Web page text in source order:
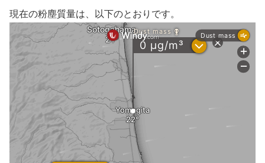
現在の粉塵質量は、以下のとおりです。